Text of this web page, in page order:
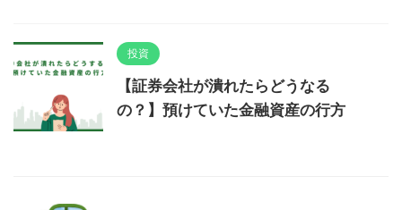
投資
【証券会社が潰れたらどうなる
の？】預けていた金融資産の行方